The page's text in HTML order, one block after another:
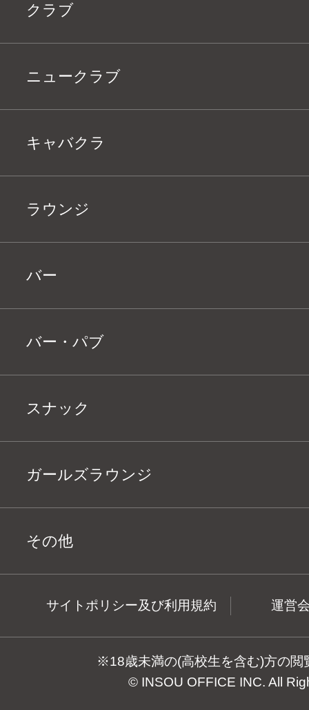
クラブ
ニュークラブ
キャバクラ
ラウンジ
バー
バー・パブ
スナック
ガールズラウンジ
その他
サイトポリシー及び利用規約 運営
※18歳未満の(高校生を含む)方の閲
© INSOU OFFICE INC. All